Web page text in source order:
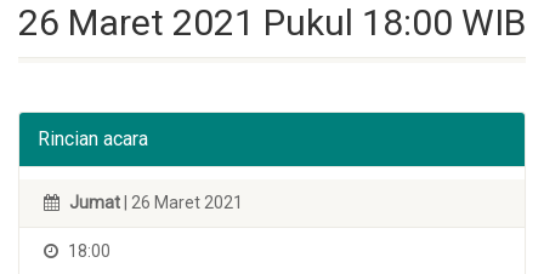
26 Maret 2021 Pukul 18:00 WIB
Rincian acara
Jumat | 26 Maret 2021
18:00